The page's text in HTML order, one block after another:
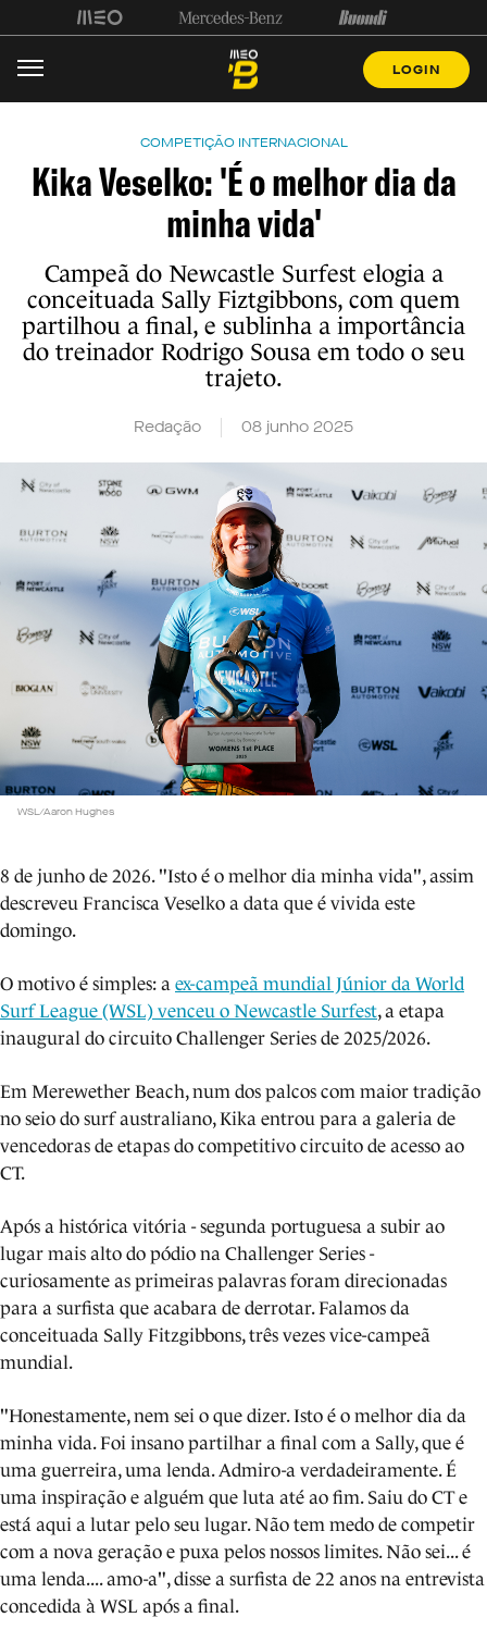
LOGIN
COMPETIÇÃO INTERNACIONAL
Kika Veselko: 'É o melhor dia da
minha vida'
Campeã do Newcastle Surfest elogia a
conceituada Sally Fiztgibbons, com quem
partilhou a final, e sublinha a importância
do treinador Rodrigo Sousa em todo o seu
trajeto.
Redação 08 junho 2025
WSL/Aaron Hughes
8 de junho de 2026. "Isto é o melhor dia minha vida", assim
descreveu Francisca Veselko a data que é vivida este
domingo.
O motivo é simples: a ex-campeã mundial Júnior da World
Surf League (WSL) venceu o Newcastle Surfest, a etapa
inaugural do circuito Challenger Series de 2025/2026.
Em Merewether Beach, num dos palcos com maior tradição
no seio do surf australiano, Kika entrou para a galeria de
vencedoras de etapas do competitivo circuito de acesso ao
CT.
Após a histórica vitória - segunda portuguesa a subir ao
lugar mais alto do pódio na Challenger Series -
curiosamente as primeiras palavras foram direcionadas
para a surfista que acabara de derrotar. Falamos da
conceituada Sally Fitzgibbons, três vezes vice-campeã
mundial.
"Honestamente, nem sei o que dizer. Isto é o melhor dia da
minha vida. Foi insano partilhar a final com a Sally, que é
uma guerreira, uma lenda. Admiro-a verdadeiramente. É
uma inspiração e alguém que luta até ao fim. Saiu do CT e
está aqui a lutar pelo seu lugar. Não tem medo de competir
com a nova geração e puxa pelos nossos limites. Não sei... é
uma lenda.... amo-a", disse a surfista de 22 anos na entrevista
concedida à WSL após a final.